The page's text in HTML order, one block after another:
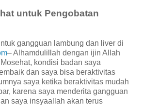
untuk Pengobatan
gangguan lambung dan liver di
– Alhamdulillah dengan ijin Allah
kondisi badan saya
dan saya bisa beraktivitas
saya ketika beraktivitas mudah
karena saya menderita gangguan
saya insyaallah akan terus